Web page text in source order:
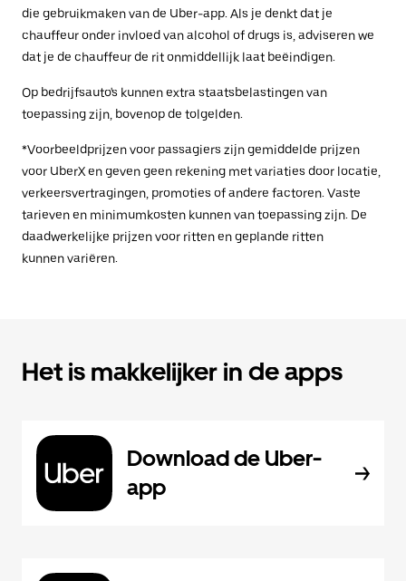
die gebruikmaken van de Uber-app. Als je denkt dat je
chauffeur onder invloed van alcohol of drugs is, adviseren we
dat je de chauffeur de rit onmiddellijk laat beëindigen.
Op bedrijfsauto's kunnen extra staatsbelastingen van
toepassing zijn, bovenop de tolgelden.
*Voorbeeldprijzen voor passagiers zijn gemiddelde prijzen
voor UberX en geven geen rekening met variaties door locatie,
verkeersvertragingen, promoties of andere factoren. Vaste
tarieven en minimumkosten kunnen van toepassing zijn. De
daadwerkelijke prijzen voor ritten en geplande ritten
kunnen variëren.
Het is makkelijker in de apps
Download de Uber-
app